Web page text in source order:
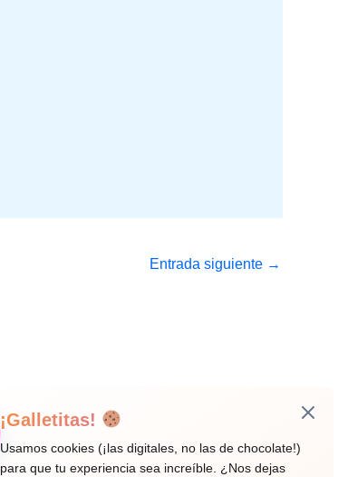
Entrada siguiente →
¡Galletitas!
Usamos cookies (¡las digitales, no las de chocolate!)
para que tu experiencia sea increíble. ¿Nos dejas